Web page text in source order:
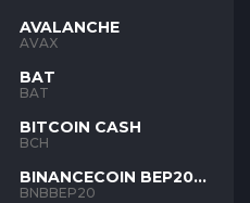
AVALANCHE
AVAX
BAT
BAT
BITCOIN CASH
BCH
BINANCECOIN BEP20
BNB
BNBBEP20